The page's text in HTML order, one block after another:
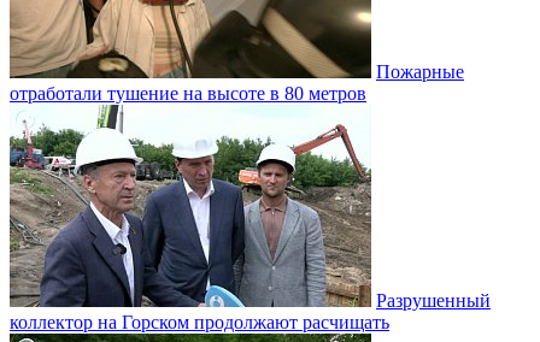
Пожарные
отработали тушение на высоте в 80 метров
Разрушенный
коллектор на Горском продолжают расчищать